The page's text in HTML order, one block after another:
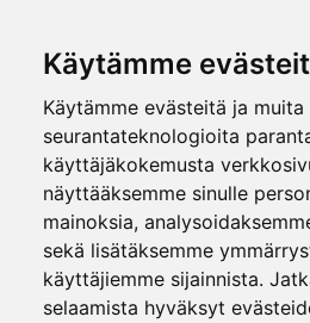
Käytämme
Käytämme evästeitä ja muita
seurantateknologioita
käyttäjäkokemusta
näyttääksemme sinulle
mainoksia,
sekä lisätäksemme
käyttäjiemme sijainnista.
selaamista hyväksyt